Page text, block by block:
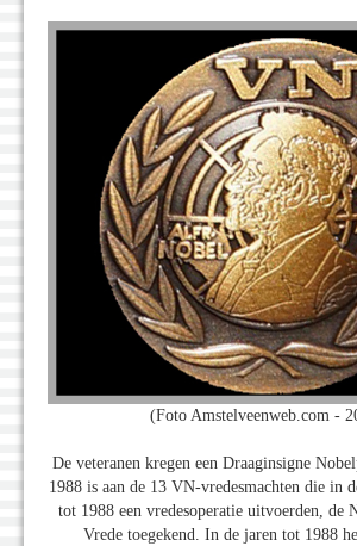
(Foto Amstelveenweb.com -
De veteranen kregen een Draaginsigne
1988 is aan de 13 VN-vredesmachten die in
tot 1988 een vredesoperatie uitvoerden, de
Vrede toegekend. In de jaren tot 1988